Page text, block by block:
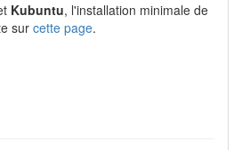
Kubuntu, l'installation minimale de
sur cette page.